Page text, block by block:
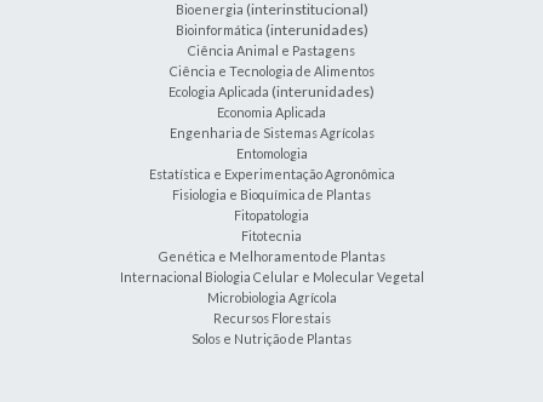
Bioenergia (interinstitucional)
Bioinformática (interunidades)
Ciência Animal e Pastagens
Ciência e Tecnologia de Alimentos
Ecologia Aplicada (interunidades)
Economia Aplicada
Engenharia de Sistemas Agrícolas
Entomologia
Estatística e Experimentação Agronômica
Fisiologia e Bioquímica de Plantas
Fitopatologia
Fitotecnia
Genética e Melhoramento de Plantas
Internacional Biologia Celular e Molecular Vegetal
Microbiologia Agrícola
Recursos Florestais
Solos e Nutrição de Plantas